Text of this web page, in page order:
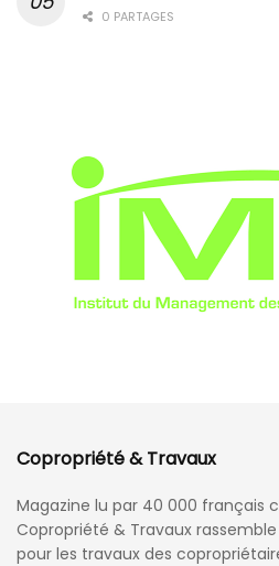
0 PARTAGES
Copropriété & Travaux
Magazine lu par 40 000 français
Copropriété & Travaux
pour les travaux des